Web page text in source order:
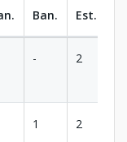
Ban.
Est.
- 2
1 2